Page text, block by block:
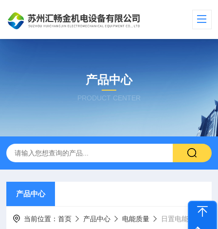
产品中心
PRODUCT CENTER
产品中心
当前位置：首页 产品中心 电能质量 日置电能质量